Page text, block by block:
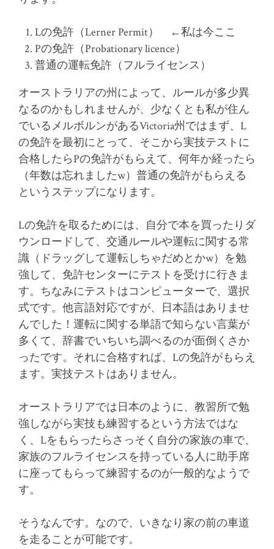
Lの免許（Lerner Permit） ←私は今ここ
Pの免許（Probationary licence）
普通の運転免許（フルライセンス）
オーストラリアの州によって、ルールが多少異
なるのかもしれませんが、少なくとも私が住ん
でいるメルボルンがあるVictoria州ではまず、L
の免許を最初にとって、そこから実技テストに
合格したらPの免許がもらえて、何年か経ったら
（年数は忘れましたw）普通の免許がもらえる
というステップになります。
Lの免許を取るためには、自分で本を買ったりダ
ウンロードして、交通ルールや運転に関する常
識（ドラッグして運転しちゃだめとかw）を勉
強して、免許センターにテストを受けに行きま
す。ちなみにテストはコンピューターで、選択
式です。他言語対応ですが、日本語はありませ
んでした！運転に関する単語で知らない言葉が
多くて、辞書でいちいち調べるのが面倒くさか
ったです。それに合格すれば、Lの免許がもらえ
ます。実技テストはありません。
オーストラリアでは日本のように、教習所で勉
強しながら実技も練習するという方法ではな
く、Lをもらったらさっそく自分の家族の車で、
家族のフルライセンスを持っている人に助手席
に座ってもらって練習するのが一般的なようで
す。
そうなんです。なので、いきなり家の前の車道
を走ることが可能です。